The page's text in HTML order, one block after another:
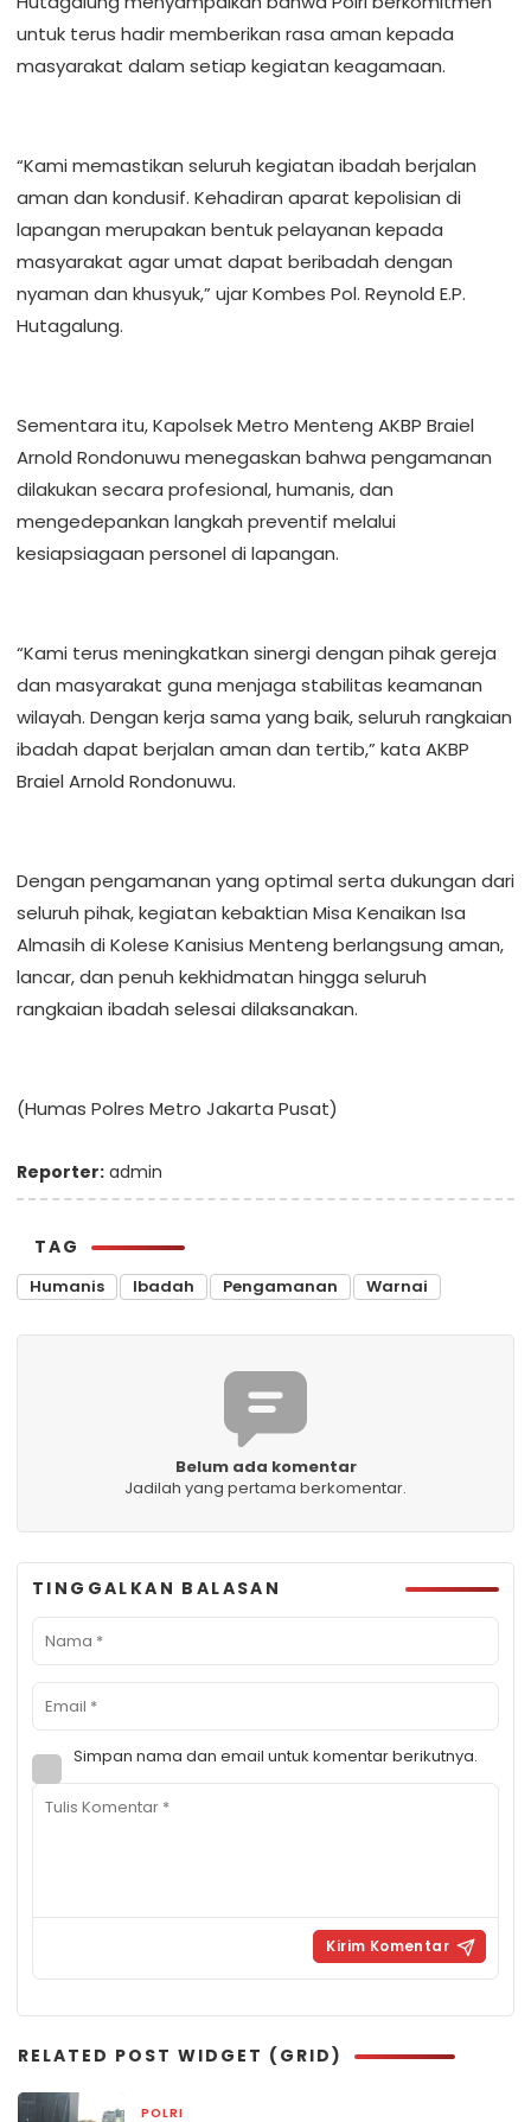
untuk terus hadir memberikan rasa aman kepada
masyarakat dalam setiap kegiatan keagamaan.
“Kami memastikan seluruh kegiatan ibadah berjalan
aman dan kondusif. Kehadiran aparat kepolisian di
lapangan merupakan bentuk pelayanan kepada
masyarakat agar umat dapat beribadah dengan
nyaman dan khusyuk,” ujar Kombes Pol. Reynold E.P.
Hutagalung.
Sementara itu, Kapolsek Metro Menteng AKBP Braiel
Arnold Rondonuwu menegaskan bahwa pengamanan
dilakukan secara profesional, humanis, dan
mengedepankan langkah preventif melalui
kesiapsiagaan personel di lapangan.
“Kami terus meningkatkan sinergi dengan pihak gereja
dan masyarakat guna menjaga stabilitas keamanan
wilayah. Dengan kerja sama yang baik, seluruh rangkaian
ibadah dapat berjalan aman dan tertib,” kata AKBP
Braiel Arnold Rondonuwu.
Dengan pengamanan yang optimal serta dukungan dari
seluruh pihak, kegiatan kebaktian Misa Kenaikan Isa
Almasih di Kolese Kanisius Menteng berlangsung aman,
lancar, dan penuh kekhidmatan hingga seluruh
rangkaian ibadah selesai dilaksanakan.
(Humas Polres Metro Jakarta Pusat)
Reporter: admin
TAG
Humanis Ibadah Pengamanan Warnai
Belum ada komentar
Jadilah yang pertama berkomentar.
TINGGALKAN BALASAN
Simpan nama dan email untuk komentar berikutnya.
RELATED POST WIDGET (GRID)
POLRI